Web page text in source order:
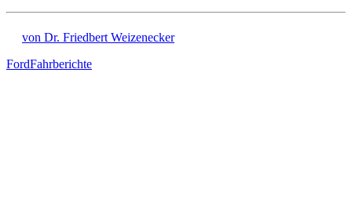
von Dr. Friedbert Weizenecker
FordFahrberichte